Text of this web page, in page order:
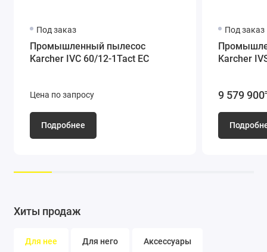
комплектуется в зависимости от конкретных задач уборки.
По вопросам подбора необходимого оснащения рекомендуем
Под заказ
Промышленный пылесос
Karcher IVС 60/12-1Tact EC
Цена по запросу
Подробнее
Под заказ
Karcher
9 579
Хиты продаж
Для нее Для него Аксессуары